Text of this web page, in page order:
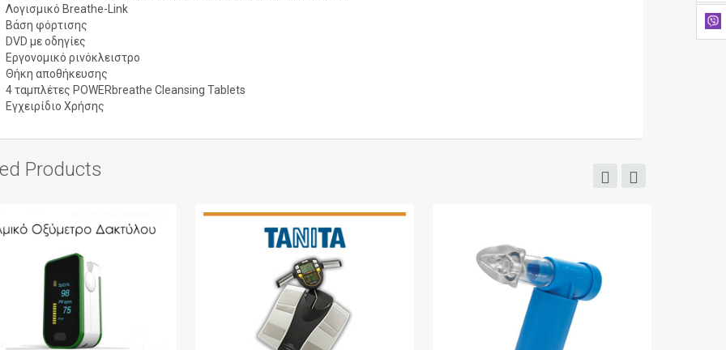
Λογισμικό Breathe-Link
Βάση φόρτισης
DVD με οδηγίες
Εργονομικό ρινόκλειστρο
Θήκη αποθήκευσης
4 ταμπλέτες POWERbreathe Cleansing Tablets
Εγχειρίδιο Χρήσης
Products